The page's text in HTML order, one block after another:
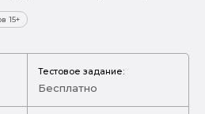
15+
Тестовое задание:
Бесплатно